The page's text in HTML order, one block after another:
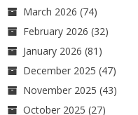
March 2026 (74)
February 2026 (32)
January 2026 (81)
December 2025 (47)
November 2025 (43)
October 2025 (27)